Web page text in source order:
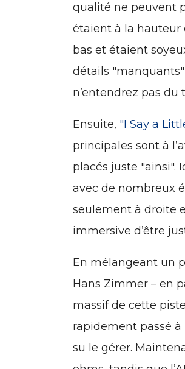
qualité ne peuvent
étaient à la hauteur
bas et étaient
détails "manquants"
n’entendrez pas du
Ensuite, "I Say a
principales sont à
placés juste "ainsi".
avec de nombreux
seulement à droite
immersive d’être
En mélangeant un
Hans Zimmer – en
massif de cette
rapidement passé
su le gérer.